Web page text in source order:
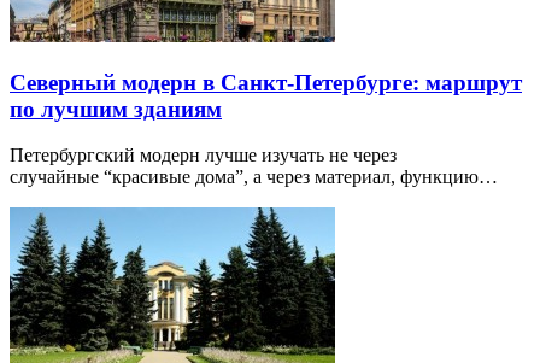
Северный модерн в Санкт-Петербурге: маршрут
по лучшим зданиям
Петербургский модерн лучше изучать не через
случайные “красивые дома”, а через материал, функцию…